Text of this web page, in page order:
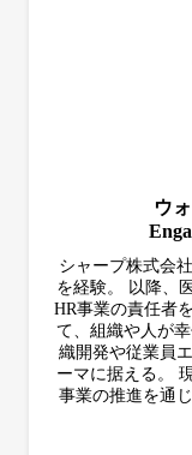
ウ
シャープ株式会
を経験。 以降、
HR事業の責任者
て、組織や人が
織開発や従業員
ーマに据える。
事業の推進を通